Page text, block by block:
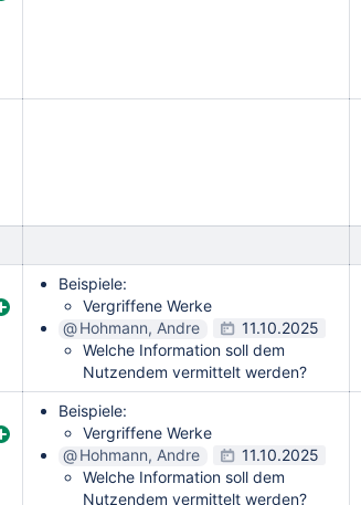
Beispiele:
Vergriffene Werke
Hohmann, Andre
11.10.2025
Welche Information soll dem
Nutzendem vermittelt werden?
Beispiele:
Vergriffene Werke
Hohmann, Andre
11.10.2025
Welche Information soll dem
Nutzendem vermittelt werden?